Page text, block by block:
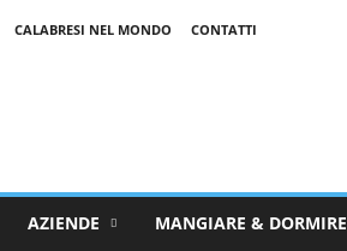
CALABRESI NEL MONDO
CONTATTI
AZIENDE MANGIARE & DORMIRE